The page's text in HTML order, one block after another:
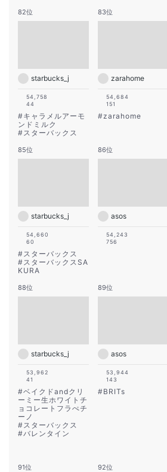
82位
starbucks_j
54,758
44
#キャラメルアーモ
ンドミルク
#スターバックス
83位
zarahome
54,684
151
#zarahome
85位
starbucks_j
54,660
60
#スターバックス
#スターバックスSA
KURA
86位
asos
54,243
756
88位
starbucks_j
53,962
41
#ベイクドandクリ
ーミー生ホワイトチ
ョコレートフラぺチ
ーノ
#スターバックス
#バレンタイン
89位
asos
53,944
143
#BRITs
91位 92位